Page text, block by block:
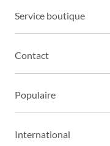
Service boutique
Contact
Populaire
International